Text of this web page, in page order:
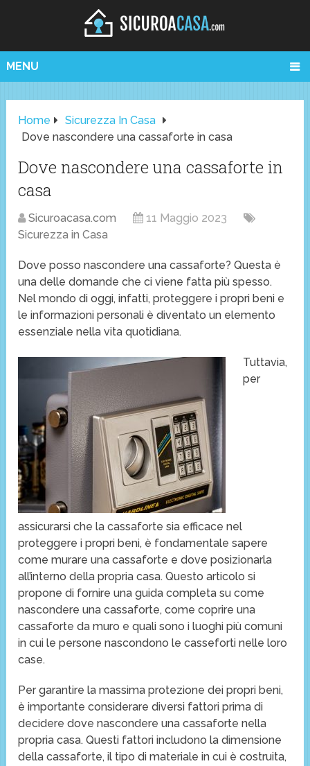
MENU
Home
Sicurezza In Casa
Dove nascondere una cassaforte in casa
Dove nascondere una cassaforte in
casa
Sicuroacasa.com
11 Maggio 2023
Sicurezza in Casa
Dove posso nascondere una cassaforte? Questa è
una delle domande che ci viene fatta più spesso.
Nel mondo di oggi, infatti, proteggere i propri beni e
le informazioni personali è diventato un elemento
essenziale nella vita quotidiana.
Tuttavia,
per
assicurarsi che la cassaforte sia efficace nel
proteggere i propri beni, è fondamentale sapere
come murare una cassaforte e dove posizionarla
all’interno della propria casa. Questo articolo si
propone di fornire una guida completa su come
nascondere una cassaforte, come coprire una
cassaforte da muro e quali sono i luoghi più comuni
in cui le persone nascondono le casseforti nelle loro
case.
Per garantire la massima protezione dei propri beni,
è importante considerare diversi fattori prima di
decidere dove nascondere una cassaforte nella
propria casa. Questi fattori includono la dimensione
della cassaforte, il tipo di materiale in cui è costruita,